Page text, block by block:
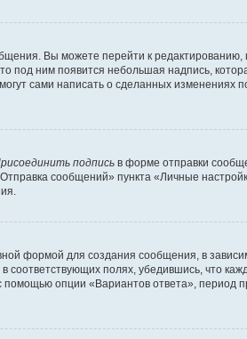
Вы можете перейти к редактированию,
под ним появится небольшая надпись,
сами написать о сделанных изменениях
подпись в форме отправки
сообщений» пункта «Личные
формой для создания сообщения, в
полях, убедившись, что
помощью опции «Вариантов ответа», период